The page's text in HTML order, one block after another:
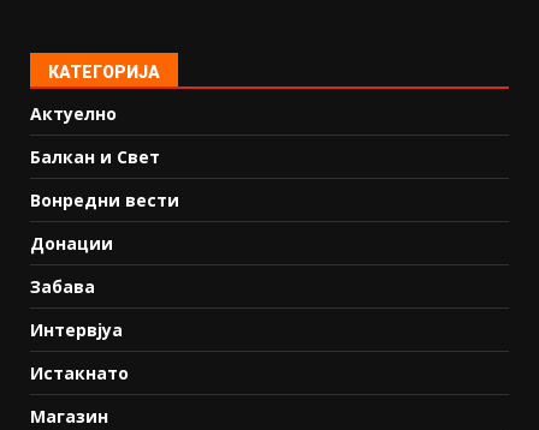
КАТЕГОРИЈА
Актуелно
Балкан и Свет
Вонредни вести
Донации
Забава
Интервјуа
Истакнато
Магазин